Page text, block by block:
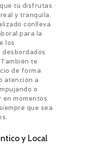
tú disfrutas
y tranquila.
conlleva
para la
los
desbordados
te
de forma
atención a
o
en momentos
que sea
y Local